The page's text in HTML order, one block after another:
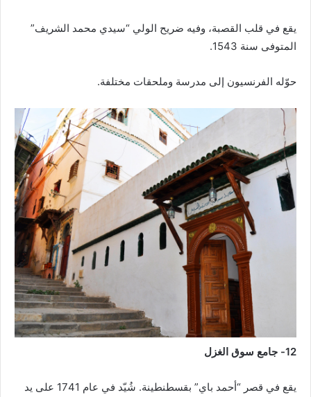
يقع في قلب القصبة، وفيه ضريح الولي “سيدي محمد الشريف”
المتوفى سنة 1543.
حوّله الفرنسيون إلى مدرسة وملحقات مختلفة.
12- جامع سوق الغزل
يقع في قصر “أحمد باي” بقسطنطينة. شُيّد في عام 1741 على يد